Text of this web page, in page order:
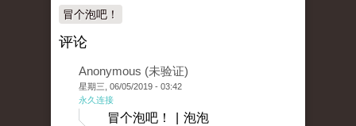
冒个泡吧！
评论
Anonymous (未验证)
星期三, 06/05/2019 - 03:42
永久连接
冒个泡吧！ | 泡泡